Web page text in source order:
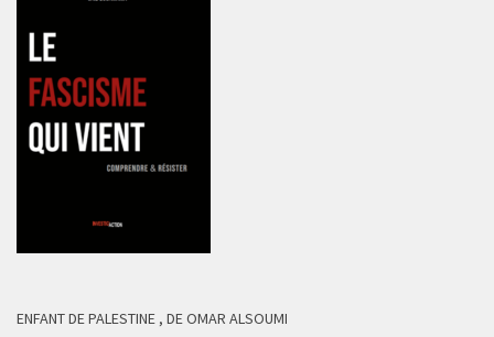
ENFANT DE PALESTINE , DE OMAR ALSOUMI